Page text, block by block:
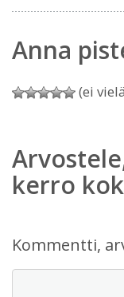
Anna
(ei
kerro
Kommentti,